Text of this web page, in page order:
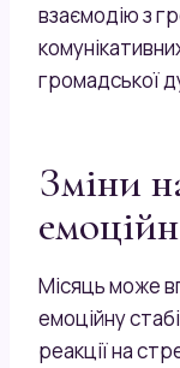
взаємодію з
громадської
Зміни
Місяць може
емоційну
реакції на